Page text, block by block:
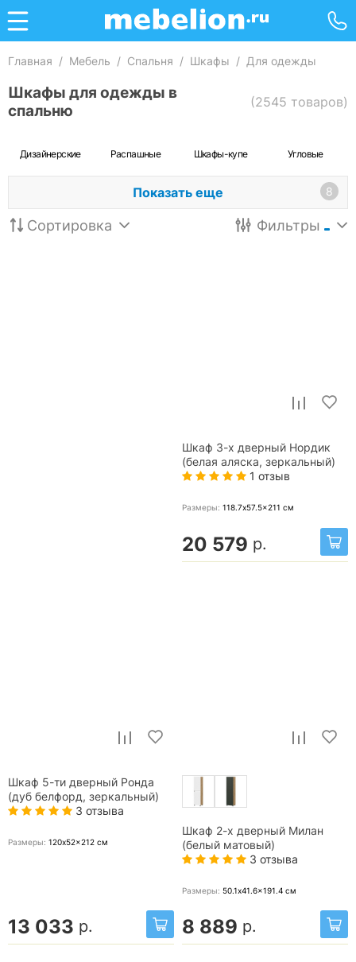
Главная / Мебель / Спальня / Шкафы / Для одежды
Шкафы для одежды в
спальню
(2545 товаров)
Дизайнерские Распашные Шкафы-купе Угловые
Показать еще 8
Сортировка Фильтры
Шкаф 3-х дверный Нордик
(белая аляска, зеркальный)
1 отзыв
Размеры: 118.7x57.5x211 см
20 579 р.
Шкаф 5-ти дверный Ронда
(дуб белфорд, зеркальный)
3 отзыва
Размеры: 120x52x212 см
13 033 р.
Шкаф 2-х дверный Милан
(белый матовый)
3 отзыва
Размеры: 50.1x41.6x191.4 см
8 889 р.